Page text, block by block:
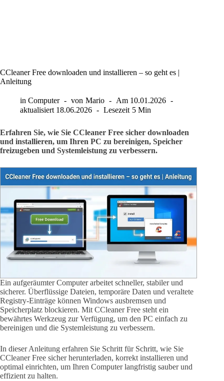
CCleaner Free downloaden und installieren – so geht es |
Anleitung
in Computer von Mario Am 10.01.2026
aktualisiert 18.06.2026 Lesezeit 5 Min
Erfahren Sie, wie Sie CCleaner Free sicher downloaden
und installieren, um Ihren PC zu bereinigen, Speicher
freizugeben und Systemleistung zu verbessern.
Ein aufgeräumter Computer arbeitet schneller, stabiler und
sicherer. Überflüssige Dateien, temporäre Daten und veraltete
Registry-Einträge können Windows ausbremsen und
Speicherplatz blockieren. Mit CCleaner Free steht ein
bewährtes Werkzeug zur Verfügung, um den PC einfach zu
bereinigen und die Systemleistung zu verbessern.
In dieser Anleitung erfahren Sie Schritt für Schritt, wie Sie
CCleaner Free sicher herunterladen, korrekt installieren und
optimal einrichten, um Ihren Computer langfristig sauber und
effizient zu halten.